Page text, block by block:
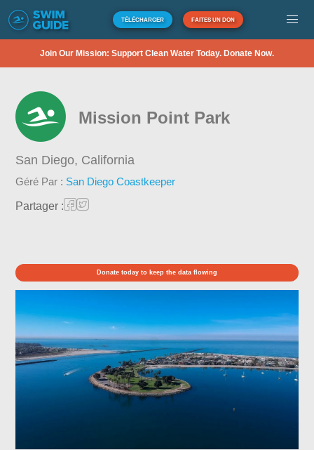
TÉLÉCHARGER FAITES UN DON
Join Our Mission: Support Clean Water Today. Donate Now.
Mission Point Park
San Diego, California
Géré Par : San Diego Coastkeeper
Partager :
Donate today to keep the data flowing